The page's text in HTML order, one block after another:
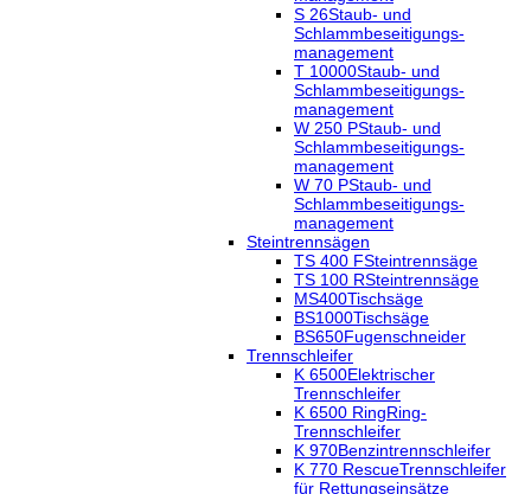
S 26Staub- und
Schlammbeseitigungs-
management
T 10000Staub- und
Schlammbeseitigungs-
management
W 250 PStaub- und
Schlammbeseitigungs-
management
W 70 PStaub- und
Schlammbeseitigungs-
management
Steintrennsägen
TS 400 FSteintrennsäge
TS 100 RSteintrennsäge
MS400Tischsäge
BS1000Tischsäge
BS650Fugenschneider
Trennschleifer
K 6500Elektrischer
Trennschleifer
K 6500 RingRing-
Trennschleifer
K 970Benzintrennschleifer
K 770 RescueTrennschleifer
für Rettungseinsätze